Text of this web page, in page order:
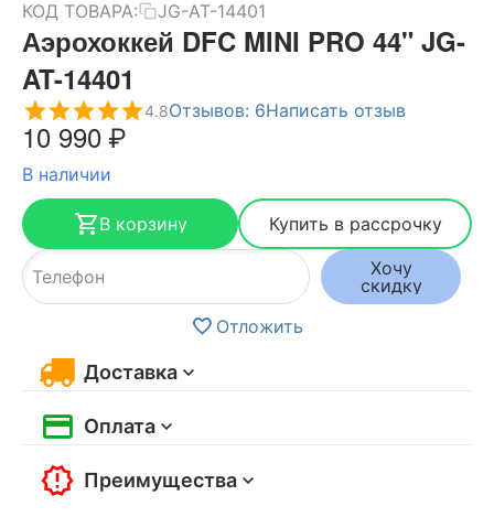
КОД ТОВАРА: JG-AT-14401
Аэрохоккей DFC MINI PRO 44" JG-
AT-14401
4.8Отзывов: 6Написать отзыв
10 990₽
В наличии
В корзину
Купить в рассрочку
Хочу
скидку
Отложить
Доставка
Оплата
Преимущества